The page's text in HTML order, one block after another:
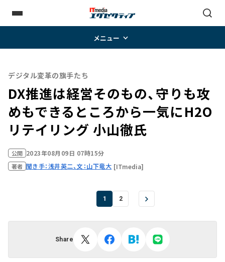
メニュー
デジタル変革の旗手たち
DX推進は経営そのもの、守りも攻
めもできるところから一気に――H2O
リテイリング 小山徹氏
公開 2023年08月09日 07時15分
著者 聞き手：浅井英二、文：山下竜大 [ITmedia]
1 2
Share